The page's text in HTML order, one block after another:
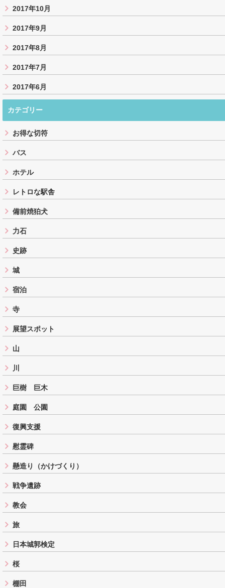
2017年10月
2017年9月
2017年8月
2017年7月
2017年6月
カテゴリー
お得な切符
バス
ホテル
レトロな駅舎
備前焼狛犬
力石
史跡
城
宿泊
寺
展望スポット
山
川
巨樹 巨木
庭園 公園
復興支援
慰霊碑
懸造り（かけづくり）
戦争遺跡
教会
旅
日本城郭検定
桜
棚田